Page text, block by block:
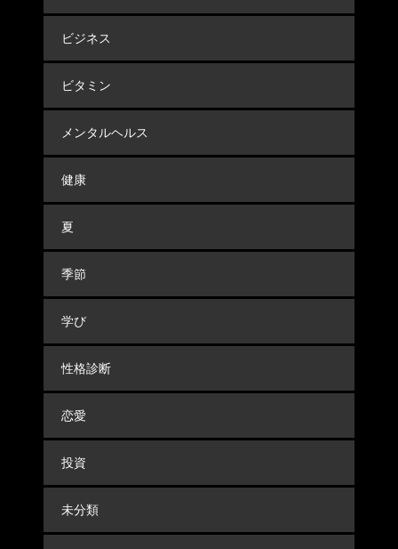
ビジネス
ビタミン
メンタルヘルス
健康
夏
季節
学び
性格診断
恋愛
投資
未分類